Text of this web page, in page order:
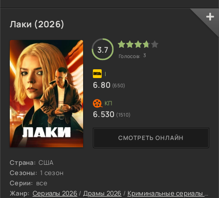
Лаки (2026)
Страна: США
Сезоны: 1 сезон
Серии: все
Жанр: Сериалы 2026 / Драмы 2026 / Криминальные сериалы 2026
СМОТРЕТЬ ОНЛАЙН
3.7
Голосов: 3
6.80 (650)
6.530 (1510)